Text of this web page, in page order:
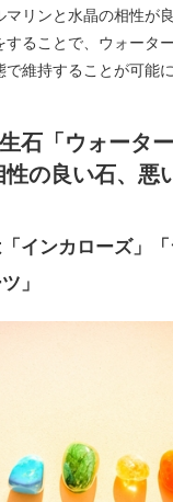
マリンと水晶の相性が
することで、ウォータ
維持することが可能に
石「ウォータ
性の良い石、悪
インカローズ」「
」